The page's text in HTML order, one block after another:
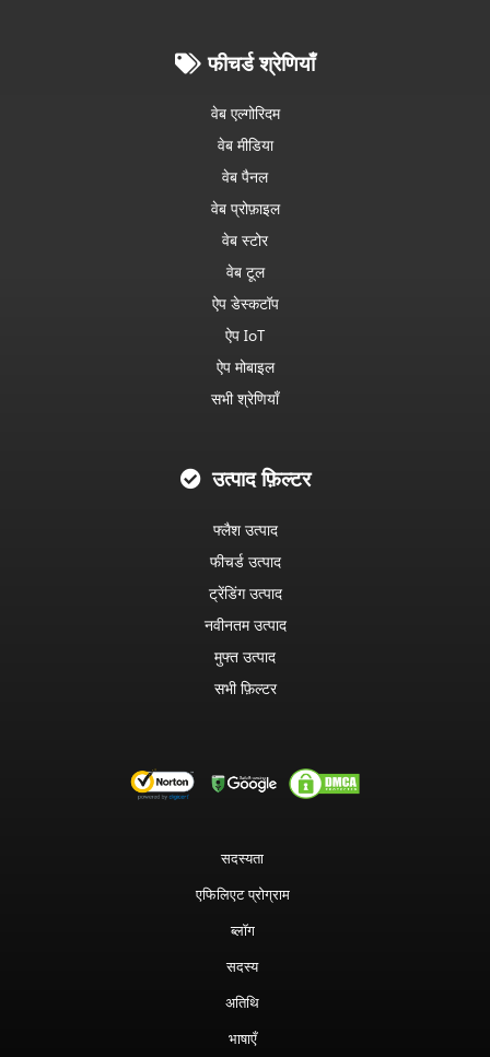
फीचर्ड श्रेणियाँ
वेब एल्गोरिदम
वेब मीडिया
वेब पैनल
वेब प्रोफ़ाइल
वेब स्टोर
वेब टूल
ऐप डेस्कटॉप
ऐप IoT
ऐप मोबाइल
सभी श्रेणियाँ
उत्पाद फ़िल्टर
फ्लैश उत्पाद
फीचर्ड उत्पाद
ट्रेंडिंग उत्पाद
नवीनतम उत्पाद
मुफ्त उत्पाद
सभी फ़िल्टर
सदस्यता
एफिलिएट प्रोग्राम
ब्लॉग
सदस्य
अतिथि
भाषाएँ